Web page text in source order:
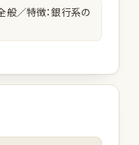
般／特徴：銀行系の